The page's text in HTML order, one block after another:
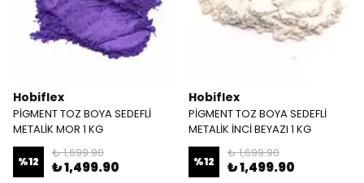
Hobiflex
PİGMENT TOZ BOYA SEDEFLİ
METALİK MOR 1 KG
%12
₺ 1,699.90
₺ 1,499.90
Hobiflex
PİGMENT TOZ BOYA SEDEFLİ
METALİK İNCİ BEYAZI 1 KG
%12
₺ 1,699.90
₺ 1,499.90